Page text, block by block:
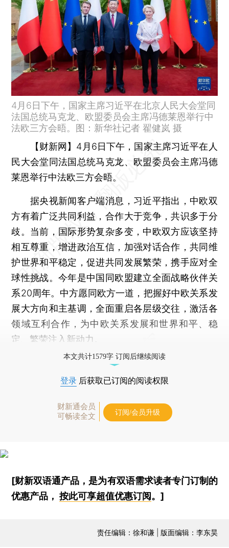
4月6日下午，国家主席习近平在北京人民大会堂同
法国总统马克龙、欧盟委员会主席冯德莱恩举行中
法欧三方会晤。图：新华社记者 翟健岚 摄
【财新网】 4月6日下午，国家主席习近平在人
民大会堂同法国总统马克龙、欧盟委员会主席冯德
莱恩举行中法欧三方会晤。
据央视新闻客户端消息，习近平指出，中欧双
方有着广泛共同利益，合作大于竞争，共识多于分
歧。当前，国际形势复杂多变，中欧双方应该坚持
相互尊重，增进政治互信，加强对话合作，共同维
护世界和平稳定，促进共同发展繁荣，携手应对全
球性挑战。今年是中国同欧盟建立全面战略伙伴关
系20周年。中方愿同欧方一道，把握好中欧关系发
展大方向和主基调，全面重启各层级交往，激活各
领域互利合作，为中欧关系发展和世界和平、稳
定、繁荣注入新动力。
本文共计1579字 订阅后继续阅读
登录 后获取已订阅的阅读权限
财新通会员
可畅读全文
订阅/会员升级
[财新双语通产品，是为有双语需求读者专门订制的
优惠产品，按此可享超值优惠订阅。]
责任编辑：徐和谦 | 版面编辑：李东昊